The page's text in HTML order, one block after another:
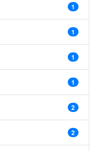
1
1
1
1
2
2